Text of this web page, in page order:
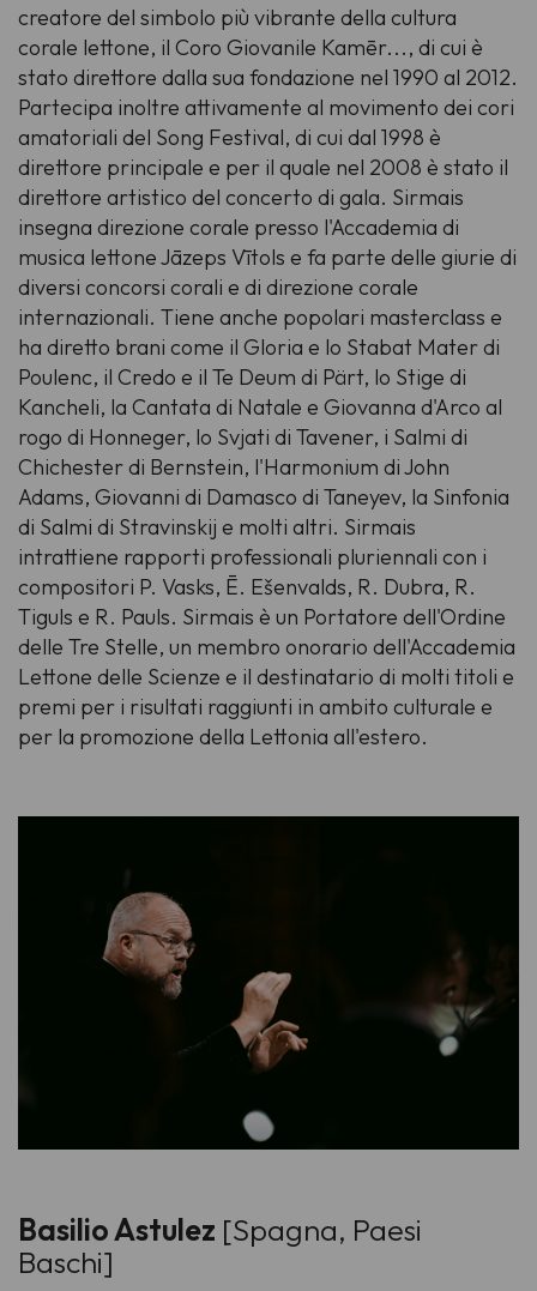
creatore del simbolo più vibrante della cultura
corale lettone, il Coro Giovanile Kamēr..., di cui è
stato direttore dalla sua fondazione nel 1990 al 2012.
Partecipa inoltre attivamente al movimento dei cori
amatoriali del Song Festival, di cui dal 1998 è
direttore principale e per il quale nel 2008 è stato il
direttore artistico del concerto di gala. Sirmais
insegna direzione corale presso l'Accademia di
musica lettone Jāzeps Vītols e fa parte delle giurie di
diversi concorsi corali e di direzione corale
internazionali. Tiene anche popolari masterclass e
ha diretto brani come il Gloria e lo Stabat Mater di
Poulenc, il Credo e il Te Deum di Pärt, lo Stige di
Kancheli, la Cantata di Natale e Giovanna d'Arco al
rogo di Honneger, lo Svjati di Tavener, i Salmi di
Chichester di Bernstein, l'Harmonium di John
Adams, Giovanni di Damasco di Taneyev, la Sinfonia
di Salmi di Stravinskij e molti altri. Sirmais
intrattiene rapporti professionali pluriennali con i
compositori P. Vasks, Ē. Ešenvalds, R. Dubra, R.
Tiguls e R. Pauls. Sirmais è un Portatore dell'Ordine
delle Tre Stelle, un membro onorario dell'Accademia
Lettone delle Scienze e il destinatario di molti titoli e
premi per i risultati raggiunti in ambito culturale e
per la promozione della Lettonia all'estero.
Basilio Astulez [Spagna, Paesi
Baschi]